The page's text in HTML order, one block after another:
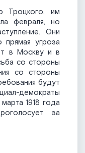
Троцкого, им
февраля, но
Они
прямая угроза
в Москву и в
со стороны
со стороны
будут
демократы
1918 года
за